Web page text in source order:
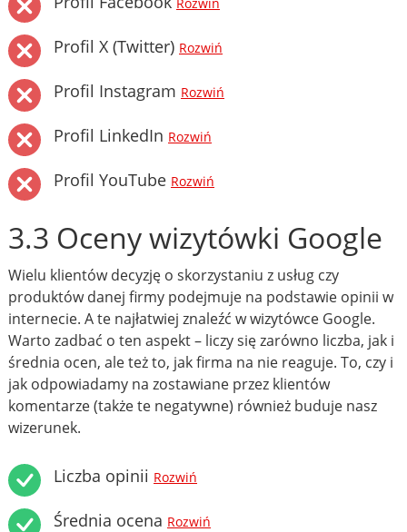
Rozwiń
Profil X (Twitter) Rozwiń
Profil Instagram Rozwiń
Profil LinkedIn Rozwiń
Profil YouTube Rozwiń
3.3 Oceny wizytówki Google
Wielu klientów decyzję o skorzystaniu z usług czy
produktów danej firmy podejmuje na podstawie opinii w
internecie. A te najłatwiej znaleźć w wizytówce Google.
Warto zadbać o ten aspekt – liczy się zarówno liczba, jak i
średnia ocen, ale też to, jak firma na nie reaguje. To, czy i
jak odpowiadamy na zostawiane przez klientów
komentarze (także te negatywne) również buduje nasz
wizerunek.
Liczba opinii Rozwiń
Średnia ocena Rozwiń